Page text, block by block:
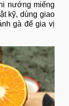
nướng miếng
kỹ, dùng giao
gà để gia vị